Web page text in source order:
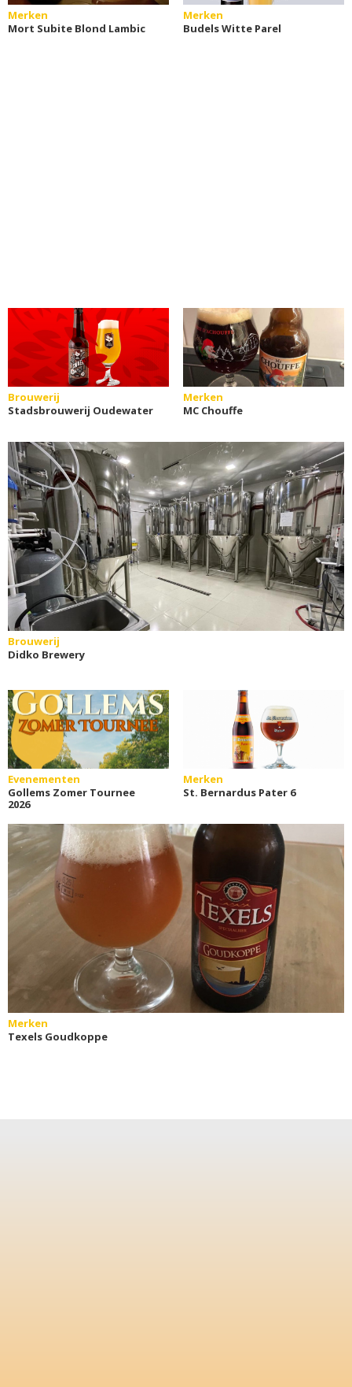
Merken
Mort Subite Blond Lambic
Merken
Budels Witte Parel
Brouwerij
Stadsbrouwerij Oudewater
Merken
MC Chouffe
Brouwerij
Didko Brewery
Evenementen
Gollems Zomer Tournee
2026
Merken
St. Bernardus Pater 6
Merken
Texels Goudkoppe